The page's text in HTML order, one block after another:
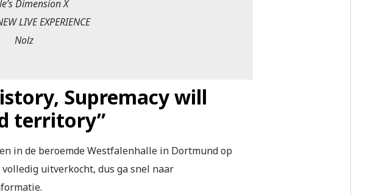
Dimension X
LIVE EXPERIENCE
Nolz
Supremacy will
territory”
in de beroemde Westfalenhalle in Dortmund op
uitverkocht, dus ga snel naar